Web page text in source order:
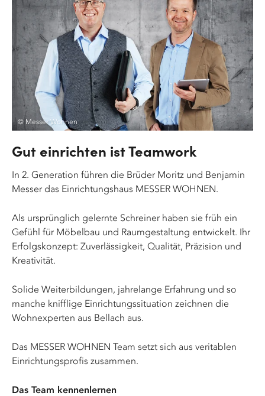
© Messer Wohnen
Gut einrichten ist Teamwork
In 2. Generation führen die Brüder Moritz und Benjamin
Messer das Einrichtungshaus MESSER WOHNEN.
Als ursprünglich gelernte Schreiner haben sie früh ein
Gefühl für Möbelbau und Raumgestaltung entwickelt. Ihr
Erfolgskonzept: Zuverlässigkeit, Qualität, Präzision und
Kreativität.
Solide Weiterbildungen, jahrelange Erfahrung und so
manche knifflige Einrichtungssituation zeichnen die
Wohnexperten aus Bellach aus.
Das MESSER WOHNEN Team setzt sich aus veritablen
Einrichtungsprofis zusammen.
Das Team kennenlernen